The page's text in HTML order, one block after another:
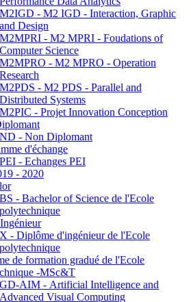
M2IGD - M2 IGD - Interaction, Graphic
and Design
M2MPRI - M2 MPRI - Foudations of
Computer Science
M2MPRO - M2 MPRO - Operation
Research
M2PDS - M2 PDS - Parallel and
Distributed Systems
M2PIC - Projet Innovation Conception
ND - Non Diplomant
d'échange
PEI - Echanges PEI
- 2020
BS - Bachelor of Science de l'Ecole
polytechnique
X - Diplôme d'ingénieur de l'Ecole
polytechnique
de formation gradué de l'Ecole
-MSc&T
GD-AIM - Artificial Intelligence and
Advanced Visual Computing